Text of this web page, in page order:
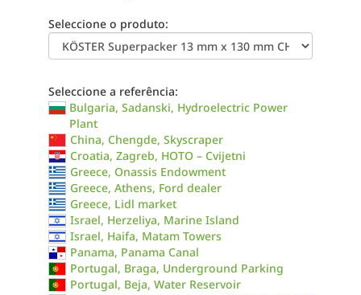
Seleccione o produto:
Seleccione a referência:
Bulgaria, Sadanski, Hydroelectric Power
Plant
China, Chengde, Skyscraper
Croatia, Zagreb, HOTO – Cvijetni
Greece, Onassis Endowment
Greece, Athens, Ford dealer
Greece, Lidl market
Israel, Herzeliya, Marine Island
Israel, Haifa, Matam Towers
Panama, Panama Canal
Portugal, Braga, Underground Parking
Portugal, Beja, Water Reservoir